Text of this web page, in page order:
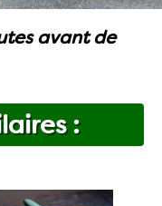
avant de
: